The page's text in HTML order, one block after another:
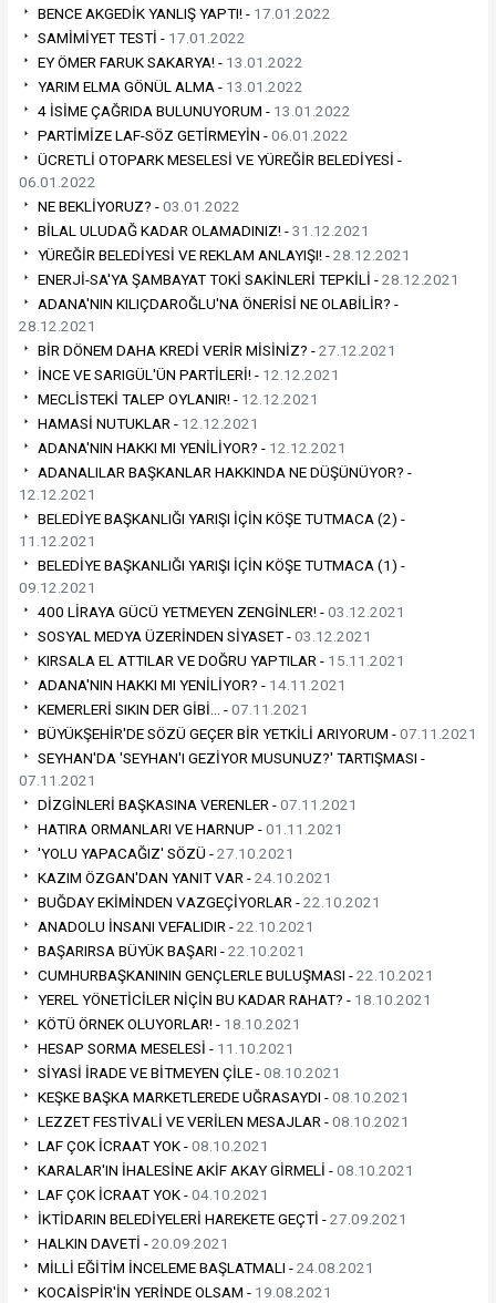
BENCE AKGEDİK YANLIŞ YAPTI! - 17.01.2022
SAMİMİYET TESTİ - 17.01.2022
EY ÖMER FARUK SAKARYA! - 13.01.2022
YARIM ELMA GÖNÜL ALMA - 13.01.2022
4 İSİME ÇAĞRIDA BULUNUYORUM - 13.01.2022
PARTİMİZE LAF-SÖZ GETİRMEYİN -06.01.2022
ÜCRETLİ OTOPARK MESELESİ VE YÜREĞİR BELEDİYESİ -
06.01.2022
NE BEKLİYORUZ? -03.01.2022
BİLAL ULUDAĞ KADAR OLAMADINIZ! -31.12.2021
YÜREĞİR BELEDİYESİ VE REKLAM ANLAYIŞI! -28.12.2021
ENERJİ-SA'YA ŞAMBAYAT TOKİ SAKİNLERİ TEPKİLİ -28.12.2021
ADANA'NIN KILIÇDAROĞLU'NA ÖNERİSİ NE OLABİLİR? -
28.12.2021
BİR DÖNEM DAHA KREDİ VERİR MİSİNİZ? -27.12.2021
İNCE VE SARIGÜL'ÜN PARTİLERİ! - 12.12.2021
MECLİSTEKİ TALEP OYLANIR! - 12.12.2021
HAMASİ NUTUKLAR - 12.12.2021
ADANA'NIN HAKKI MI YENİLİYOR? - 12.12.2021
ADANALILAR BAŞKANLAR HAKKINDA NE DÜŞÜNÜYOR? -
12.12.2021
BELEDİYE BAŞKANLIĞI YARIŞI İÇİN KÖŞE TUTMACA (2) -
11.12.2021
BELEDİYE BAŞKANLIĞI YARIŞI İÇİN KÖŞE TUTMACA (1) -
09.12.2021
400 LİRAYA GÜCÜ YETMEYEN ZENGİNLER! -03.12.2021
SOSYAL MEDYA ÜZERİNDEN SİYASET -03.12.2021
KIRSALA EL ATTILAR VE DOĞRU YAPTILAR - 15.11.2021
ADANA'NIN HAKKI MI YENİLİYOR? - 14.11.2021
KEMERLERİ SIKIN DER GİBİ… -07.11.2021
BÜYÜKŞEHİR'DE SÖZÜ GEÇER BİR YETKİLİ ARIYORUM -07.11.2021
SEYHAN'DA 'SEYHAN'I GEZİYOR MUSUNUZ?' TARTIŞMASI -
07.11.2021
DİZGİNLERİ BAŞKASINA VERENLER -07.11.2021
HATIRA ORMANLARI VE HARNUP -01.11.2021
'YOLU YAPACAĞIZ' SÖZÜ -27.10.2021
KAZIM ÖZGAN'DAN YANIT VAR -24.10.2021
BUĞDAY EKİMİNDEN VAZGEÇİYORLAR -22.10.2021
ANADOLU İNSANI VEFALIDIR -22.10.2021
BAŞARIRSA BÜYÜK BAŞARI -22.10.2021
CUMHURBAŞKANININ GENÇLERLE BULUŞMASI -22.10.2021
YEREL YÖNETİCİLER NİÇİN BU KADAR RAHAT? - 18.10.2021
KÖTÜ ÖRNEK OLUYORLAR! - 18.10.2021
HESAP SORMA MESELESİ - 11.10.2021
SİYASİ İRADE VE BİTMEYEN ÇİLE -08.10.2021
KEŞKE BAŞKA MARKETLEREDE UĞRASAYDI -08.10.2021
LEZZET FESTİVALİ VE VERİLEN MESAJLAR -08.10.2021
LAF ÇOK İCRAAT YOK -08.10.2021
KARALAR'IN İHALESİNE AKİF AKAY GİRMELİ -08.10.2021
LAF ÇOK İCRAAT YOK -04.10.2021
İKTİDARIN BELEDİYELERİ HAREKETE GEÇTİ -27.09.2021
HALKIN DAVETİ -20.09.2021
MİLLİ EĞİTİM İNCELEME BAŞLATMALI -24.08.2021
KOCAİSPİR'İN YERİNDE OLSAM - 19.08.2021